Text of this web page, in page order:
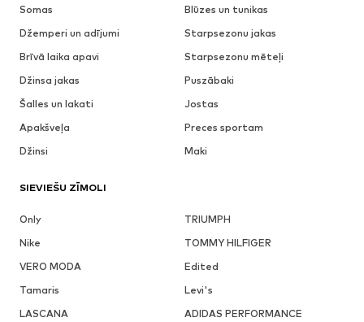
Somas
Blūzes un tunikas
Džemperi un adījumi
Starpsezonu jakas
Brīvā laika apavi
Starpsezonu mēteļi
Džinsa jakas
Puszābaki
Šalles un lakati
Jostas
Apakšveļa
Preces sportam
Džinsi
Maki
SIEVIEŠU ZĪMOLI
Only
TRIUMPH
Nike
TOMMY HILFIGER
VERO MODA
Edited
Tamaris
Levi's
LASCANA
ADIDAS PERFORMANCE